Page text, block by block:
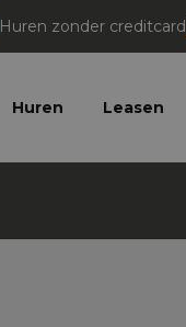
Huren zonder creditcard
Huren
Leasen